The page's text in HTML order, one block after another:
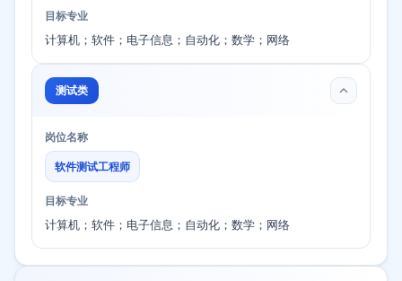
目标专业
计算机；软件；电子信息；自动化；数学；网络
测试类
岗位名称
软件测试工程师
目标专业
计算机；软件；电子信息；自动化；数学；网络